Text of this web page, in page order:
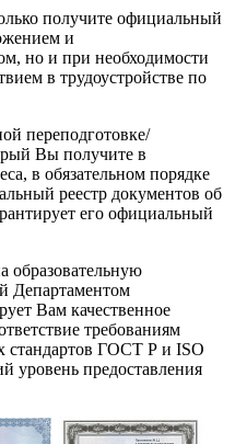
получите официальный
и
но и при необходимости
в трудоустройстве по
переподготовке/
Вы получите в
в обязательном порядке
реестр документов об
его официальный
образовательную
Департаментом
Вам качественное
требованиям
стандартов ГОСТ Р и ISO
уровень предоставления